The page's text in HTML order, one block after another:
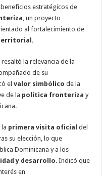
beneficios estratégicos de
, un proyecto
al fortalecimiento de
la relevancia de la
de su
elvalor simbólico de la
de la política fronteriza y
primera visita oficial del
su elección, lo que
Dominicana y a los
y desarrollo. Indicó que
en